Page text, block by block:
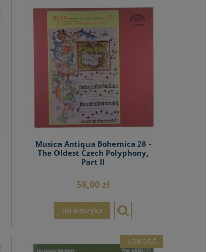
Musica Antiqua Bohemica 28 -
The Oldest Czech Polyphony,
Part II
58,00 zł
do koszyka
NOWOŚĆ